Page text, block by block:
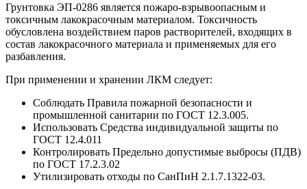
Грунтовка ЭП-0286 является пожаро-взрывоопасным и
токсичным лакокрасочным материалом. Токсичность
обусловлена воздействием паров растворителей, входящих в
состав лакокрасочного материала и применяемых для его
разбавления.
При применении и хранении ЛКМ следует:
Соблюдать Правила пожарной безопасности и
промышленной санитарии по ГОСТ 12.3.005.
Использовать Средства индивидуальной защиты по
ГОСТ 12.4.011
Контролировать Предельно допустимые выбросы (ПДВ)
по ГОСТ 17.2.3.02
Утилизировать отходы по СанПиН 2.1.7.1322-03.